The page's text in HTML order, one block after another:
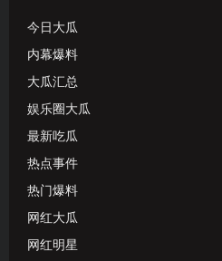
今日大瓜
内幕爆料
大瓜汇总
娱乐圈大瓜
最新吃瓜
热点事件
热门爆料
网红大瓜
网红明星